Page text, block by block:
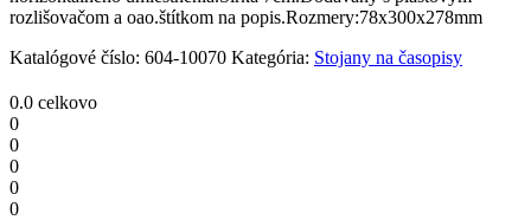
rozlišovačom a oao.štítkom na popis.Rozmery:78x300x278mm
Katalógové číslo: 604-10070 Kategória: Stojany na časopisy
0.0 celkovo
0
0
0
0
0